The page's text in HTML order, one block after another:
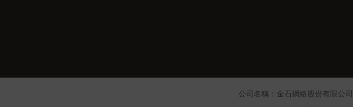
公司名稱：金石網絡股份有限公司